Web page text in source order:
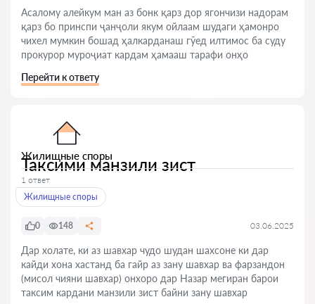
Асалому алейкум ман аз бонк қарз дор ягончизи надорам
қарз бо принспи ҷанҷоли якум ойлаам шудаги ҳамонро
чихел мумкин бошад ҳалкарданаш гӯед илтимос ба суду
прокурор муроҷиат кардам ҳамааш тарафи онҳо
Перейти к ответу
Жилищные споры
Таксими манзили зист
1 ответ
Жилищные споры
0 148 03.06.2025
Дар холате, ки аз шавхар чудо шудан шахсоне ки дар
кайди хона хастанд ба гайр аз зану шавхар ва фарзандон
(мисол чияни шавхар) онхоро дар Назар мегиран барои
таксим кардани манзили зист байни зану шавхар